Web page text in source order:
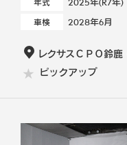
年式
車検 2028年6月
レクサスＣＰＯ鈴鹿
ピックアップ